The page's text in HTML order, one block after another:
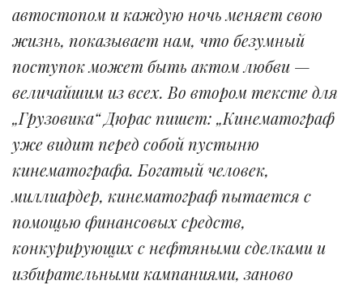
автостопом и каждую ночь меняет свою
жизнь, показывает нам, что безумный
поступок может быть актом любви —
величайшим из всех. Во втором тексте для
„Грузовика“ Дюрас пишет: „Кинематограф
уже видит перед собой пустыню
кинематографа. Богатый человек,
миллиардер, кинематограф пытается с
помощью финансовых средств,
конкурирующих с нефтяными сделками и
избирательными кампаниями, заново